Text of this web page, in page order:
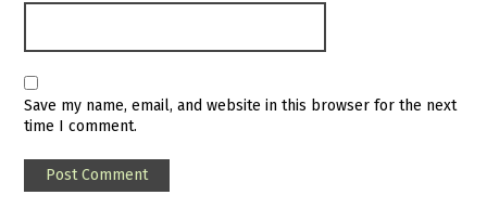
Save my name, email, and website in this browser for the next
time I comment.